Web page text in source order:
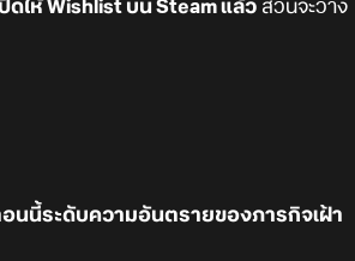
ดให้ Wishlist บน Steam แล้ว ส่วนจะวาง
นนี้ระดับความอันตรายของภารกิจเฝ้า